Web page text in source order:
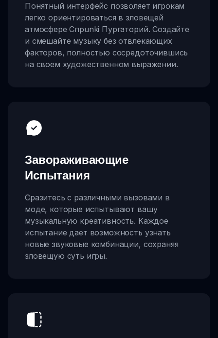
Понятный интерфейс позволяет игрокам
легко ориентироваться в зловещей
атмосфере Спрunki Пургаторий. Создайте
и смешайте музыку без отвлекающих
факторов, полностью сосредоточившись
на своем художественном выражении.
Завораживающие
Испытания
Сразитесь с различными вызовами в
моде, которые испытывают вашу
музыкальную креативность. Каждое
испытание дает возможность узнать
новые звуковые комбинации, сохраняя
зловещую суть игры.